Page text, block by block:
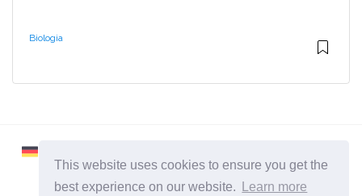
This website uses cookies to ensure you get the
best experience on our website.
Learn more
Biologia